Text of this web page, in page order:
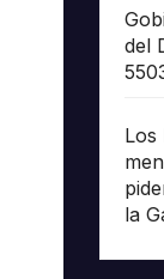
del
Los
la